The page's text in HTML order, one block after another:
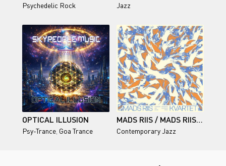
Psychedelic Rock Jazz
OPTICAL ILLUSION
Psy-Trance Goa Trance
MADS RIIS / MADS RIIS KVARTET
Contemporary Jazz